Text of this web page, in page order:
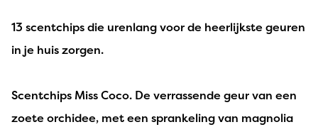
13 scentchips die urenlang voor de heerlijkste geuren
in je huis zorgen.
Scentchips Miss Coco. De verrassende geur van een
zoete orchidee, met een sprankeling van magnolia